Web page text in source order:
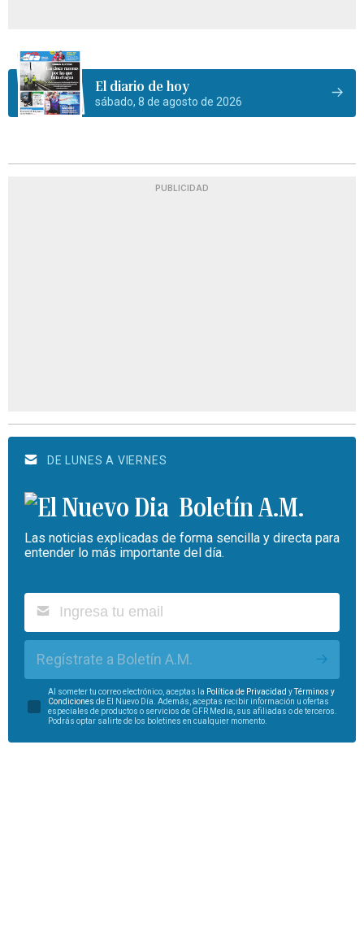
El diario de hoy
sábado, 8 de agosto de 2026
PUBLICIDAD
DE LUNES A VIERNES
Boletín A.M.
Las noticias explicadas de forma sencilla y directa para
entender lo más importante del día.
Regístrate a Boletín A.M.
Al someter tu correo electrónico, aceptas la Política de Privacidad yTérminos y
Condiciones de El Nuevo Día. Además, aceptas recibir información u ofertas
especiales de productos o servicios de GFR Media, sus afiliadas o de terceros.
Podrás optar salirte de los boletines en cualquier momento.